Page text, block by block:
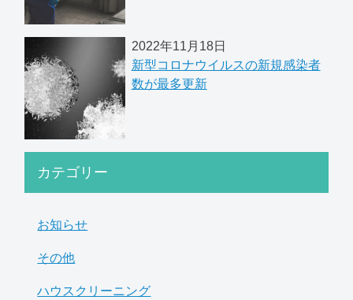
2022年11月18日
新型コロナウイルスの新規感染者
数が最多更新
カテゴリー
お知らせ
その他
ハウスクリーニング